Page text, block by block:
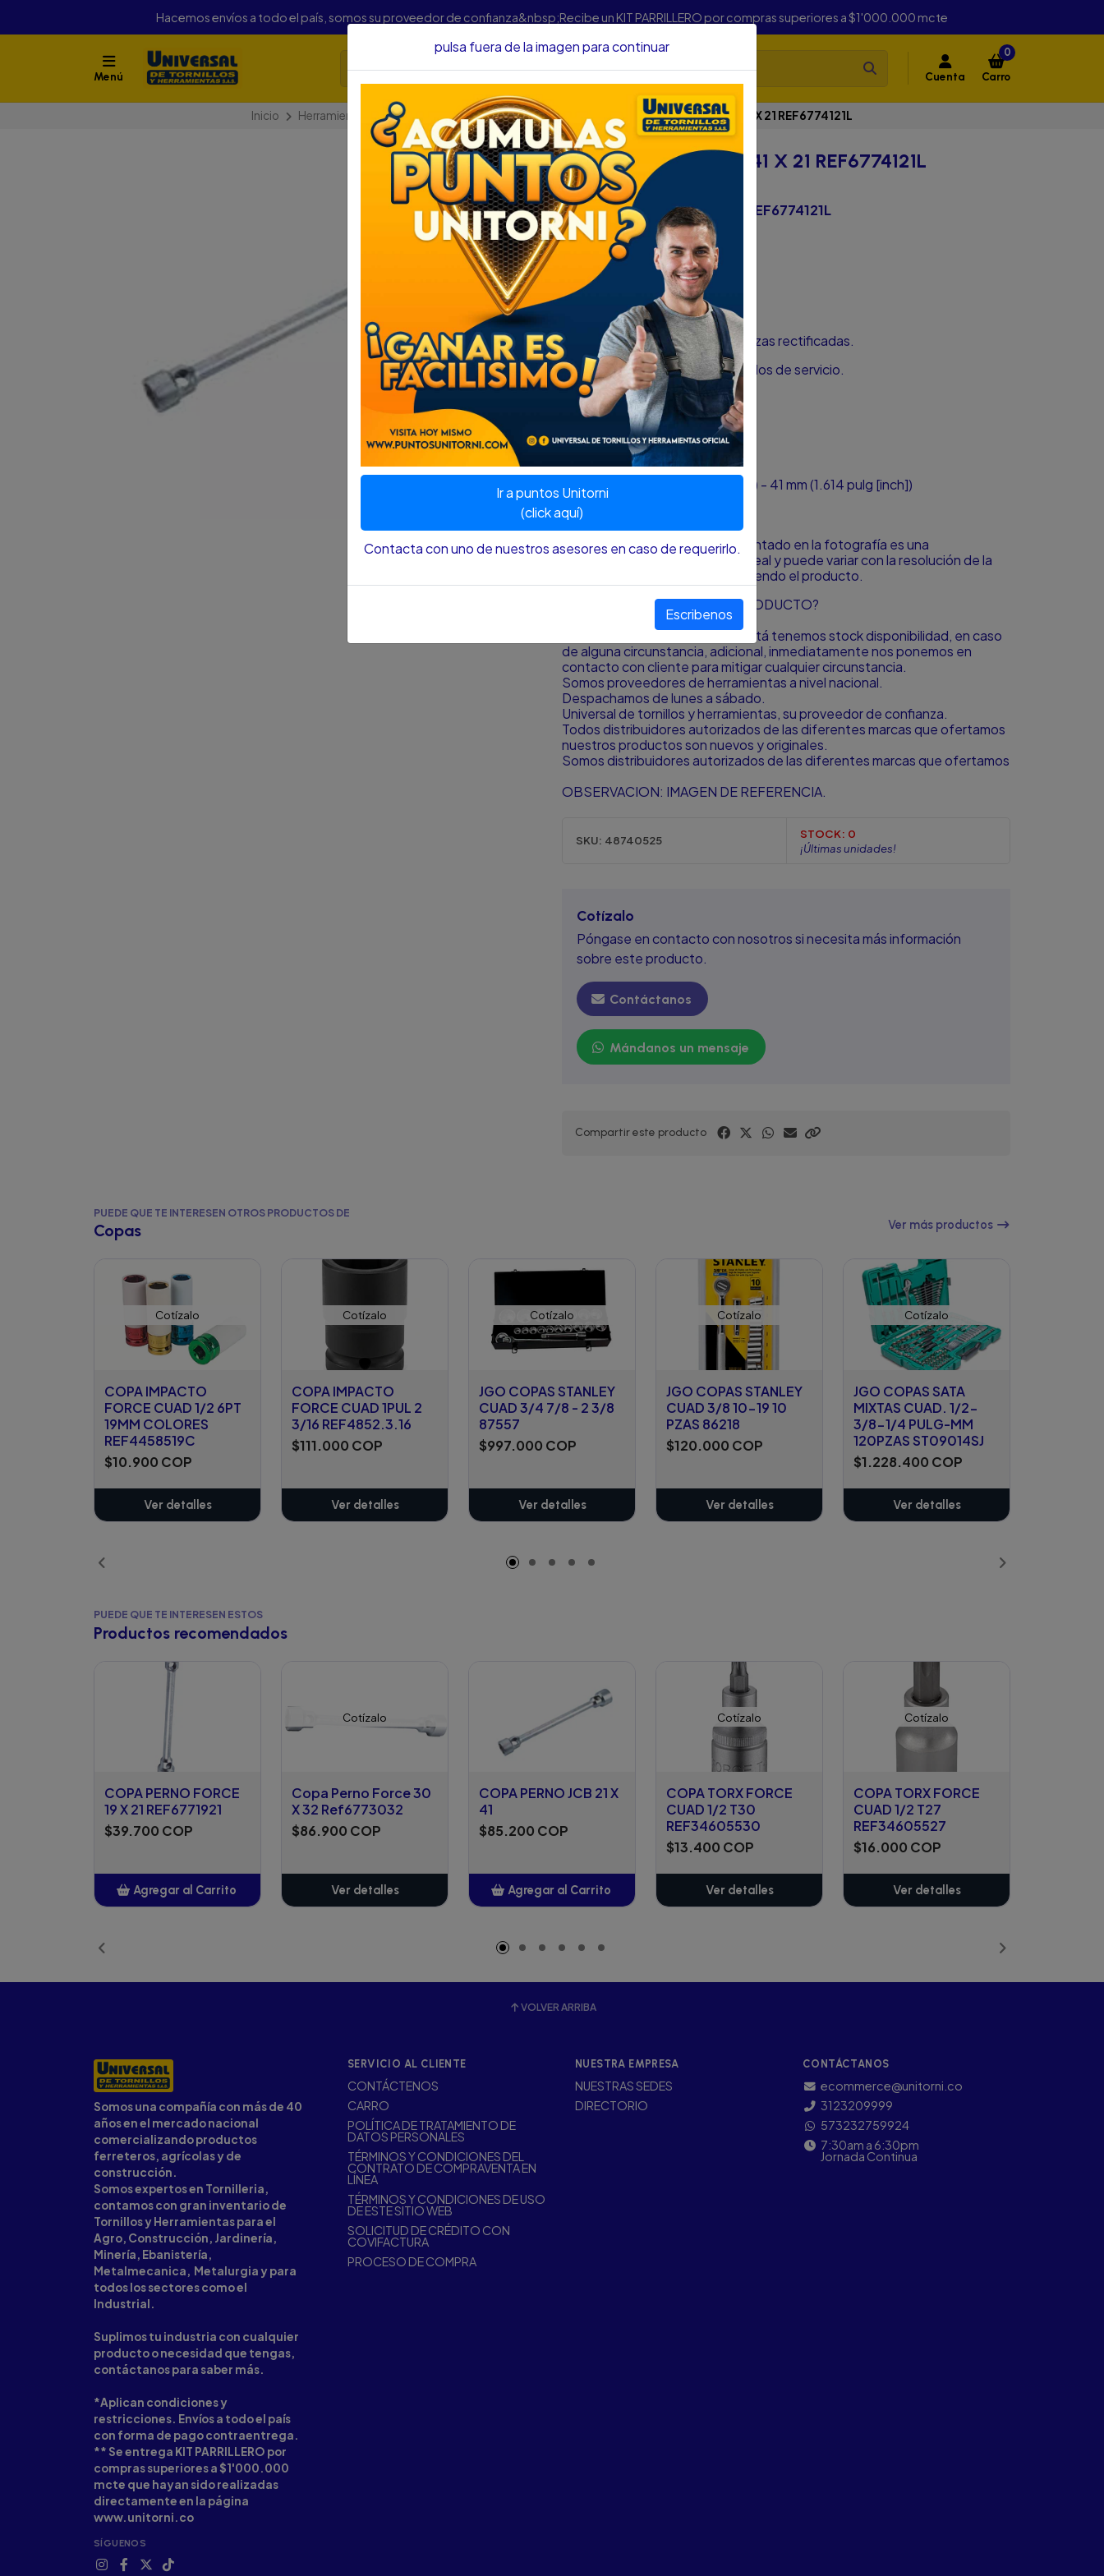
Hacemos envíos a todo el país, somos su proveedor de confianza&nbsp;Recibe un KIT PARRILLERO por compras superiores a $1'000.000 mcte
Menú Cuenta
0
Carro
Inicio Herramientas Accesorios Para Herramientas Copas COPA PERNO FORCE 41 X 21 REF6774121L
COPA PERNO FORCE 41 X 21 REF6774121L
DESCRIPCIÓN
COPA PERNO FORCE 41 X 21 REF6774121L
SKU.....48740525
DESCRIPCIÓN....
ESPECIFICACIONES
Cromo-Vanadio, cromado, cabezas rectificadas.
Para tuercas de rueda de vehículos de servicio.
Medida: 41 mm x 21 mm
Largo: 450 mm
Tipo de llave cabeza fija
Medida 21 mm (0.826 pulg [inch]) - 41 mm (1.614 pulg [inch])
Nota:El color y el tamaño presentado en la fotografía es una
aproximación al color y tamaño real y puede variar con la resolución de la
pantalla desde donde se está viendo el producto.
¿HAY DISPONIBILIDAD DEL PRODUCTO?
Si la publicación del producto está tenemos stock disponibilidad, en caso
de alguna circunstancia, adicional, inmediatamente nos ponemos en
contacto con cliente para mitigar cualquier circunstancia.
Somos proveedores de herramientas a nivel nacional.
Despachamos de lunes a sábado.
Universal de tornillos y herramientas, su proveedor de confianza.
Todos distribuidores autorizados de las diferentes marcas que ofertamos
nuestros productos son nuevos y originales.
Somos distribuidores autorizados de las diferentes marcas que ofertamos
OBSERVACION: IMAGEN DE REFERENCIA.
SKU: 48740525 STOCK: 0
¡Últimas unidades!
Cotízalo
Póngase en contacto con nosotros si necesita más información
sobre este producto.
Contáctanos
Mándanos un mensaje
Compartir este producto
PUEDE QUE TE INTERESEN OTROS PRODUCTOS DE
Copas Ver más productos
Cotízalo
COPA IMPACTO
FORCE CUAD 1/2 6PT
19MM COLORES
REF4458519C
$10.900 COP
Ver detalles
Cotízalo
COPA IMPACTO
FORCE CUAD 1PUL 2
3/16 REF4852.3.16
$111.000 COP
Ver detalles
Cotízalo
JGO COPAS STANLEY
CUAD 3/4 7/8 - 2 3/8
87557
$997.000 COP
Ver detalles
Cotízalo
JGO COPAS STANLEY
CUAD 3/8 10-19 10
PZAS 86218
$120.000 COP
Ver detalles
Cotízalo
JGO COPAS SATA
MIXTAS CUAD. 1/2-
3/8-1/4 PULG-MM
120PZAS ST09014SJ
$1.228.400 COP
Ver detalles
PUEDE QUE TE INTERESEN ESTOS
Productos recomendados
COPA PERNO FORCE
19 X 21 REF6771921
$39.700 COP
Agregar al Carrito
Cotízalo
Copa Perno Force 30
X 32 Ref6773032
$86.900 COP
Ver detalles
COPA PERNO JCB 21 X
41
$85.200 COP
Agregar al Carrito
Cotízalo
COPA TORX FORCE
CUAD 1/2 T30
REF34605530
$13.400 COP
Ver detalles
Cotízalo
COPA TORX FORCE
CUAD 1/2 T27
REF34605527
$16.000 COP
Ver detalles
VOLVER ARRIBA
Somos una compañía con más de 40
años en el mercado nacional
comercializando productos
ferreteros, agrícolas y de
construcción.
Somos expertos en Tornilleria,
contamos con gran inventario de
Tornillos y Herramientas para el
Agro, Construcción, Jardinería,
Minería, Ebanistería,
Metalmecanica, Metalurgia y para
todos los sectores como el
Industrial.
Suplimos tu industria con cualquier
producto o necesidad que tengas,
contáctanos para saber más.
*Aplican condiciones y
restricciones. Envíos a todo el país
con forma de pago contraentrega.
** Se entrega KIT PARRILLERO por
compras superiores a $1'000.000
mcte que hayan sido realizadas
directamente en la página
www.unitorni.co
SÍGUENOS
SERVICIO AL CLIENTE
CONTÁCTENOS
CARRO
POLÍTICA DE TRATAMIENTO DE
DATOS PERSONALES
TÉRMINOS Y CONDICIONES DEL
CONTRATO DE COMPRAVENTA EN
LÍNEA
TÉRMINOS Y CONDICIONES DE USO
DE ESTE SITIO WEB
SOLICITUD DE CRÉDITO CON
COVIFACTURA
PROCESO DE COMPRA
NUESTRA EMPRESA
NUESTRAS SEDES
DIRECTORIO
CONTÁCTANOS
ecommerce@unitorni.co
3123209999
573232759924
7:30am a 6:30pm
Jornada Continua
pulsa fuera de la imagen para continuar
Ir a puntos Unitorni
(click aquí)
Contacta con uno de nuestros asesores en caso de requerirlo.
Escribenos